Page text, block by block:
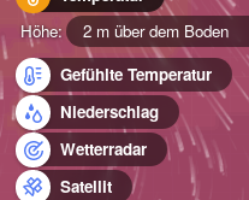
Höhe:
2 m über dem Boden
Gefühlte Temperatur
Niederschlag
Wetterradar
Satellit